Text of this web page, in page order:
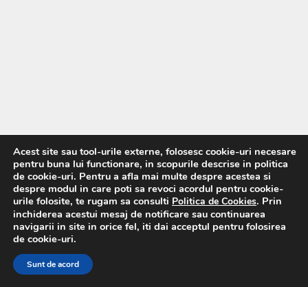
Acest site sau tool-urile externe, folosesc cookie-uri necesare
pentru buna lui functionare, in scopurile descrise in politica
de cookie-uri. Pentru a afla mai multe despre acestea si
despre modul in care poti sa revoci acordul pentru cookie-
urile folosite, te rugam sa consulti Politica de Cookies. Prin
inchiderea acestui mesaj de notificare sau continuarea
navigarii in site in orice fel, iti dai acceptul pentru folosirea
de cookie-uri.
Sunt de acord